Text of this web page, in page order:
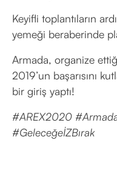
Keyifli toplantıların
yemeği beraberinde
Armada, organize
2019’un başarısını
bir giriş yaptı!
#AREX2020
#GeleceğeİZBırak